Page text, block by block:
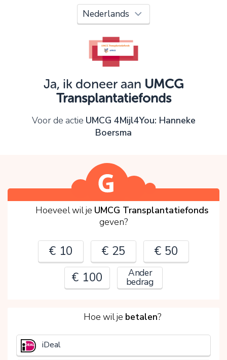
Ja, ik doneer aan UMCG
Transplantatiefonds
Voor de actie UMCG 4Mijl4You: Hanneke
Boersma
Hoeveel wil je UMCG Transplantatiefonds
geven?
€ 10 € 25
€ 50
€ 100
Ander
bedrag
€
Hoe wil je betalen?
iDeal
Oeps!
Je kunt nog niet verder vanwege:
Controleer en verbeter je invoer en probeer het
OK